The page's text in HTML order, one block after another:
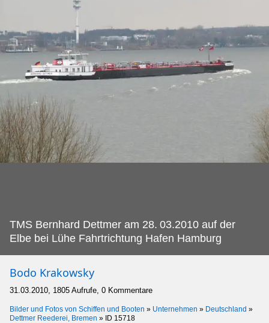
TMS Bernhard Dettmer am 28. 03.2010 auf der
Elbe bei Lühe Fahrtrichtung Hafen Hamburg
Bodo Krakowsky
31.03.2010, 1805 Aufrufe, 0 Kommentare
Bilder und Fotos von Schiffen und Booten » Unternehmen » Deutschland »
Dettmer Reederei, Bremen » ID 15718